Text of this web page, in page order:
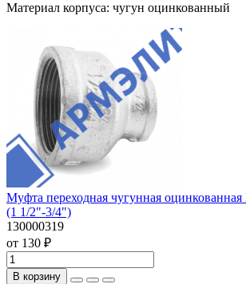
Материал корпуса: чугун оцинкованный
Муфта переходная чугунная
(1 1/2"-3/4")
130000319
от 130 ₽
В корзину